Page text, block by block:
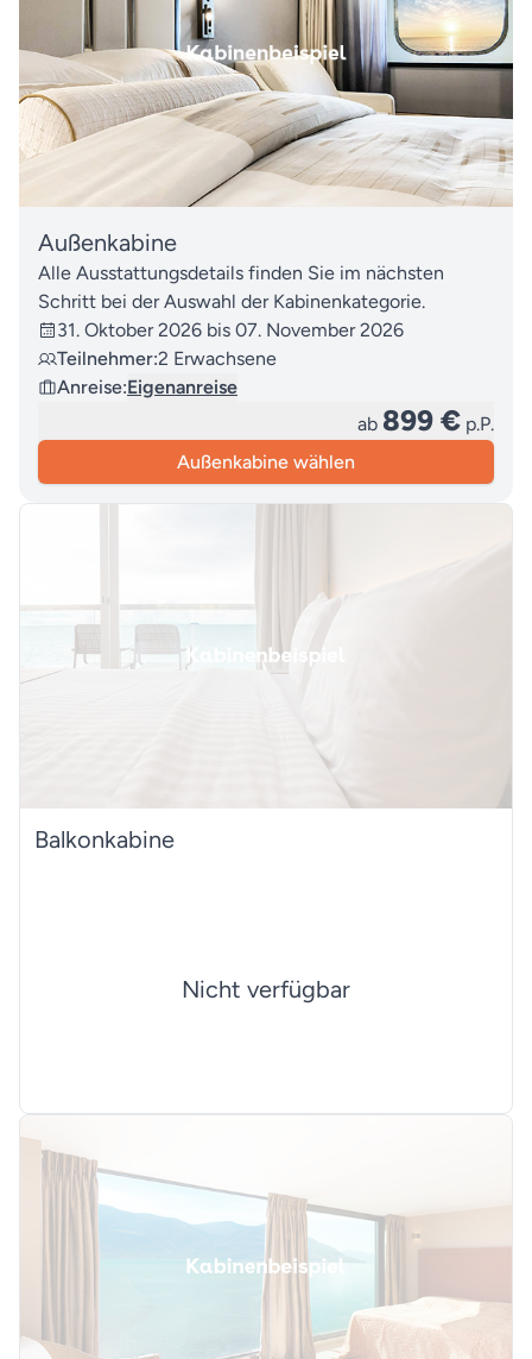
Außenkabine
Alle Ausstattungsdetails finden Sie im nächsten
Schritt bei der Auswahl der Kabinenkategorie.
31. Oktober 2026 bis 07. November 2026
Teilnehmer:2 Erwachsene
Anreise:Eigenanreise
ab 899 € p.P.
Außenkabine wählen
Balkonkabine
Nicht verfügbar